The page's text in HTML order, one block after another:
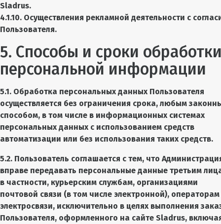
Sladrus.
4.1.10. Осуществления рекламной деятельности с
Пользователя.
5. Способы и сроки
персональной информации
5.1. Обработка персональных данных Пользователя
осуществляется без ограничения срока, любым
способом, в том числе в информационных системах
персональных данных с использованием средств
автоматизации или без использования таких средств.
5.2. Пользователь соглашается с тем, что
вправе передавать персональные данные третьим
в частности, курьерским службам, организациями
почтовой связи (в том числе электронной), операторам
электросвязи, исключительно в целях выполнения
Пользователя, оформленного на сайте Sladrus,